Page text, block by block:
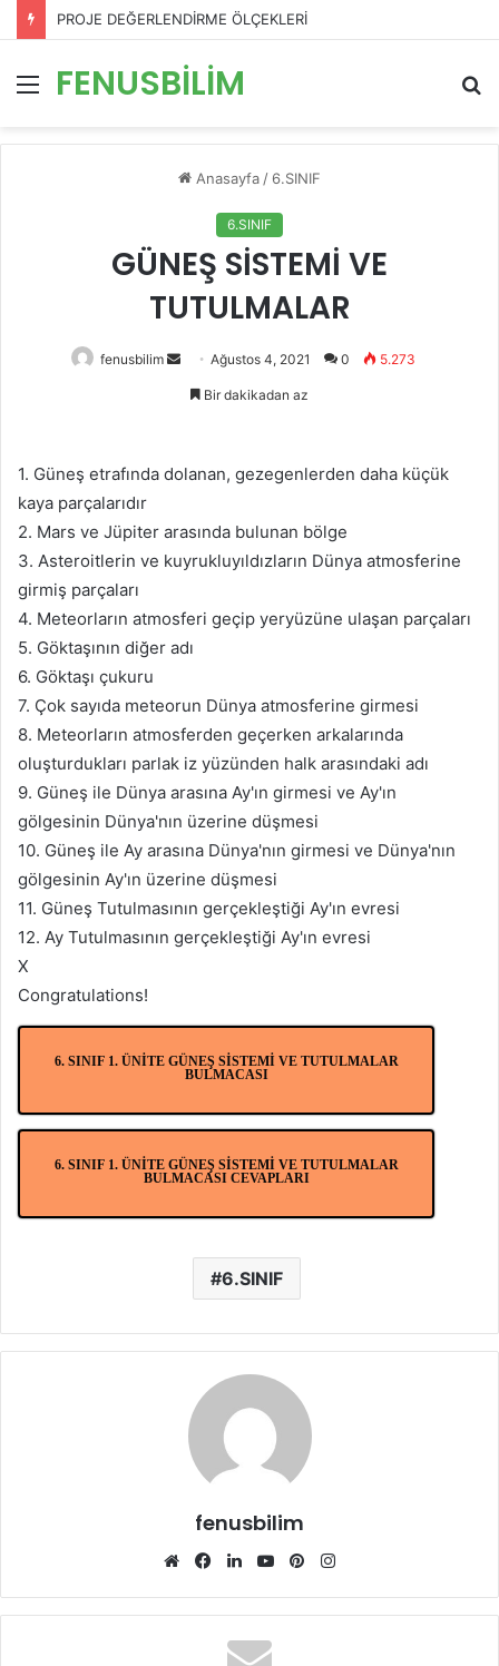
PROJE DEĞERLENDİRME ÖLÇEKLERİ
Menü
FENUSBİLİM
...
Anasayfa / 6.SINIF
6.SINIF
GÜNEŞ SİSTEMİ VE
TUTULMALAR
fenusbilim
Bir
e-
Ağustos 4, 2021 0 5.273
Bir dakikadan az
1. Güneş etrafında dolanan, gezegenlerden daha küçük
kaya parçalarıdır
2. Mars ve Jüpiter arasında bulunan bölge
3. Asteroitlerin ve kuyrukluyıldızların Dünya atmosferine
girmiş parçaları
4. Meteorların atmosferi geçip yeryüzüne ulaşan parçaları
5. Göktaşının diğer adı
6. Göktaşı çukuru
7. Çok sayıda meteorun Dünya atmosferine girmesi
8. Meteorların atmosferden geçerken arkalarında
oluşturdukları parlak iz yüzünden halk arasındaki adı
9. Güneş ile Dünya arasına Ay'ın girmesi ve Ay'ın
gölgesinin Dünya'nın üzerine düşmesi
10. Güneş ile Ay arasına Dünya'nın girmesi ve Dünya'nın
gölgesinin Ay'ın üzerine düşmesi
11. Güneş Tutulmasının gerçekleştiği Ay'ın evresi
12. Ay Tutulmasının gerçekleştiği Ay'ın evresi
X
Congratulations!
6. SINIF 1. ÜNİTE GÜNEŞ SİSTEMİ VE TUTULMALAR
BULMACASI
6. SINIF 1. ÜNİTE GÜNEŞ SİSTEMİ VE TUTULMALAR
BULMACASI CEVAPLARI
6.SINIF
fenusbilim
Web
Facebook
LinkedInYouTubePinterest